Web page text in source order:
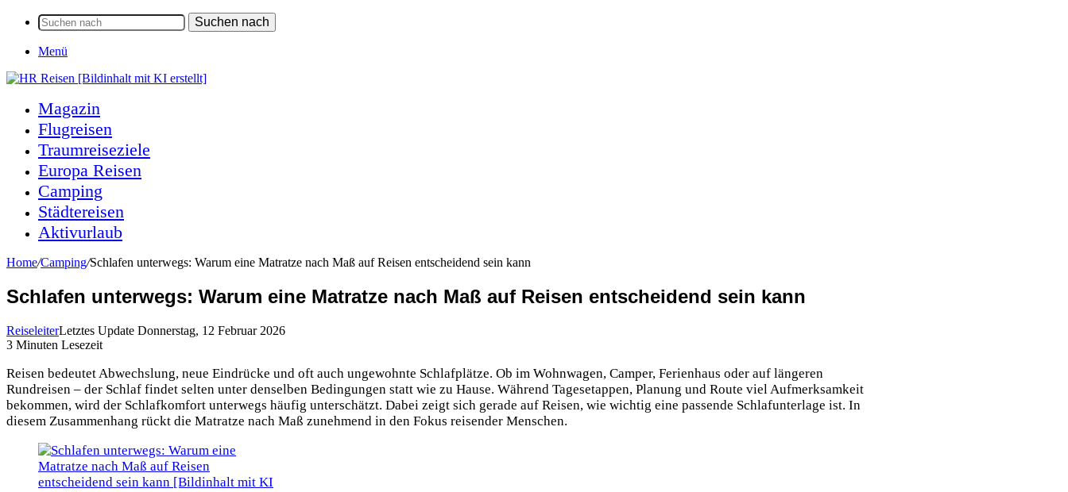
Suchen nach
Menü
Magazin
Flugreisen
Traumreiseziele
Europa Reisen
Camping
Städtereisen
Aktivurlaub
Home/Camping/Schlafen unterwegs: Warum eine Matratze nach Maß auf Reisen entscheidend sein kann
Schlafen unterwegs: Warum eine Matratze nach Maß auf Reisen entscheidend sein kann
ReiseleiterLetztes Update Donnerstag, 12 Februar 2026
3 Minuten Lesezeit
Reisen bedeutet Abwechslung, neue Eindrücke und oft auch ungewohnte Schlafplätze. Ob im Wohnwagen, Camper, Ferienhaus oder auf längeren
Rundreisen – der Schlaf findet selten unter denselben Bedingungen statt wie zu Hause. Während Tagesetappen, Planung und Route viel Aufmerksamkeit
bekommen, wird der Schlafkomfort unterwegs häufig unterschätzt. Dabei zeigt sich gerade auf Reisen, wie wichtig eine passende Schlafunterlage ist. In
diesem Zusammenhang rückt die Matratze nach Maß zunehmend in den Fokus reisender Menschen.